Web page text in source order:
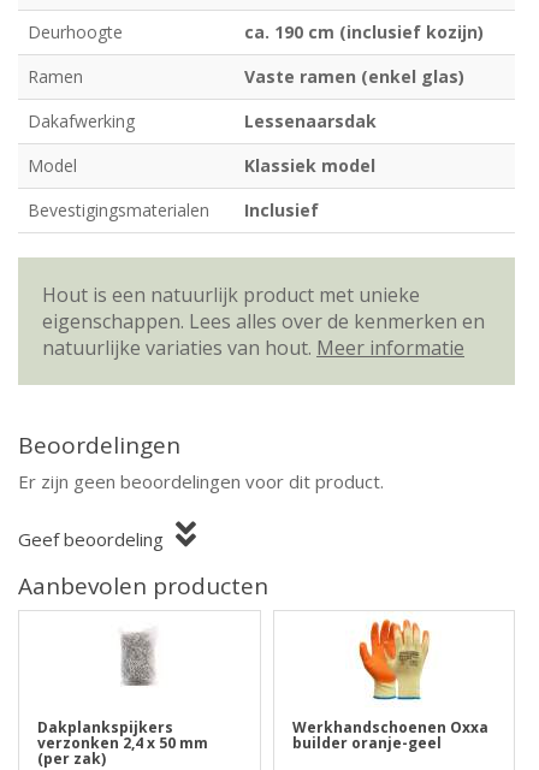
Deurhoogte
ca. 190 cm (inclusief kozijn)
Ramen
Vaste ramen (enkel glas)
Dakafwerking
Lessenaarsdak
Model
Klassiek model
Bevestigingsmaterialen
Inclusief
Hout is een natuurlijk product met unieke
eigenschappen. Lees alles over de kenmerken en
natuurlijke variaties van hout. Meer informatie
Beoordelingen
Er zijn geen beoordelingen voor dit product.
Geef beoordeling
Aanbevolen producten
Dakplankspijkers
verzonken 2,4 x 50 mm
(per zak)
Werkhandschoenen Oxxa
builder oranje-geel